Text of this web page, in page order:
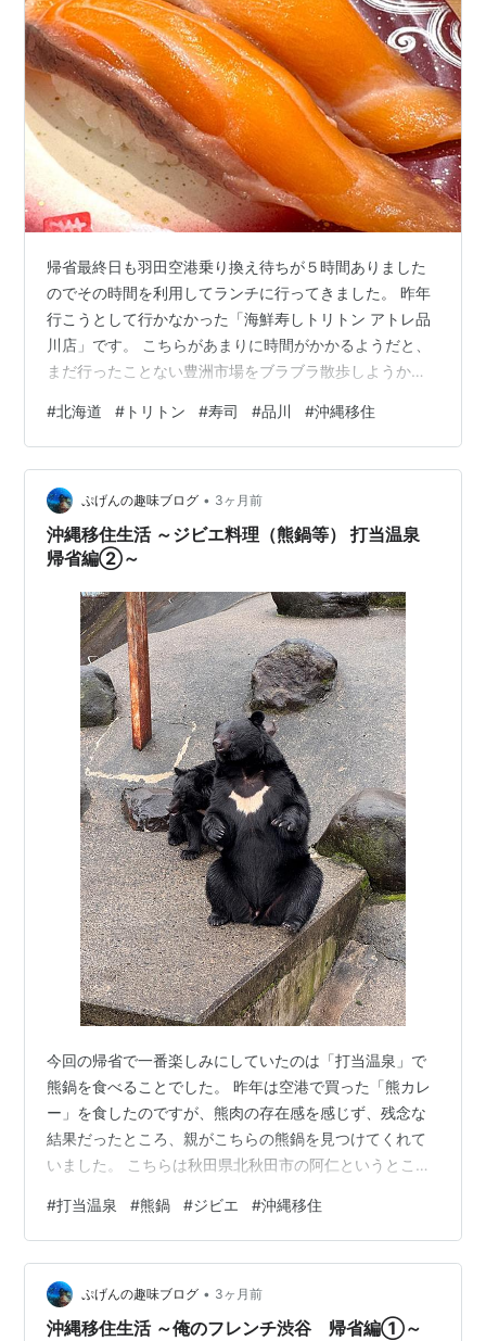
帰省最終日も羽田空港乗り換え待ちが５時間ありました
のでその時間を利用してランチに行ってきました。 昨年
行こうとして行かなかった「海鮮寿しトリトン アトレ品
川店」です。 こちらがあまりに時間がかかるようだと、
まだ行ったことない豊洲市場をブラブラ散歩しようかな
ないですが、トリトンや根室花まるとかは北海道回転寿
司で有名ですよね。 東京時代から都内にもお店があるこ
とを知っていながら、並ぼうという気を一瞬で消し去っ
てしまうほどの大行列で、未だに入店してことがなかっ
たのです。 入口には発券機が設置されていて、アプリを
インストールすると自分の順番が近づいた…
#北海道 # トリトン #寿司 #品川 #沖縄移住
ぷげんの趣味ブログ • 3ヶ月前
沖縄移住生活 ～ジビエ料理（熊鍋等） 打当温泉
帰省編②～
今回の帰省で一番楽しみにしていたのは「打当温泉」で
熊鍋を食べることでした。 昨年は空港で買った「熊カレ
ー」を食したのですが、熊肉の存在感を感じず、残念な
結果だったところ、親がこちらの熊鍋を見つけてくれて
いました。 こちらは秋田県北秋田市の阿仁というところ
場があります。チェックインにはまだ時間があったの
で、まずはくまくま園に向かいました。 天候は雨。一部
は半分くらいは屋外施設になるので傘が必要でした。 た
だ、雨が降ると園内の獣臭が抑えられるので、良い面も
悪い面もありそうです。 左手に見える受付で入園料を払
#打当温泉 #熊鍋 #ジビエ #沖縄移住
ぷげんの趣味ブログ • 3ヶ月前
沖縄移住生活 ～俺のフレンチ渋谷 帰省編①～